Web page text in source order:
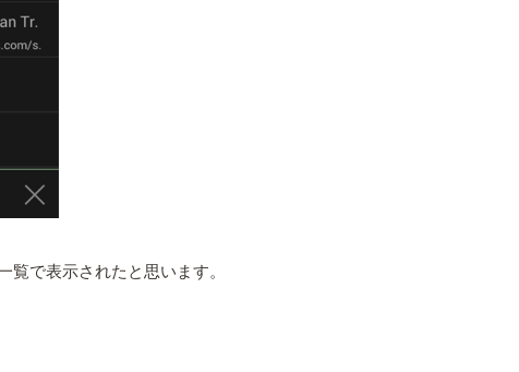
で表示されたと思います。